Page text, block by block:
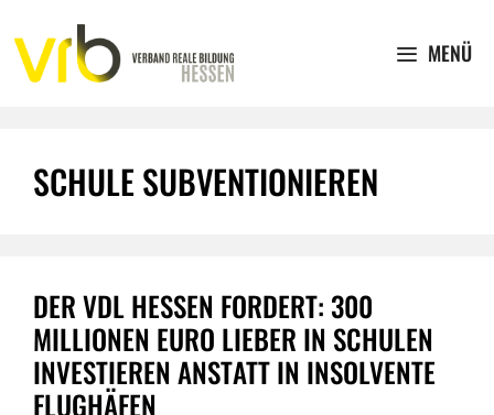
Inhalt
springen
MENÜ
SCHULE SUBVENTIONIEREN
DER VDL HESSEN FORDERT: 300
MILLIONEN EURO LIEBER IN SCHULEN
INVESTIEREN ANSTATT IN INSOLVENTE
FLUGHÄFEN